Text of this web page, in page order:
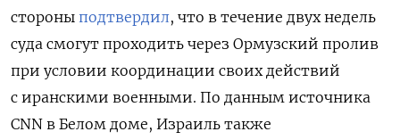
стороны подтвердил, что в течение двух недель
суда смогут проходить через Ормузский пролив
при условии координации своих действий
с иранскими военными. По данным источника
CNN в Белом доме, Израиль также